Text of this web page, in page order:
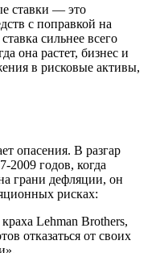
ставки — это
с поправкой на
сильнее всего
она растет, бизнес и
в рисковые активы,
опасения. В разгар
2009 годов, когда
грани дефляции, он
рисках:
Lehman Brothers,
отказаться от своих